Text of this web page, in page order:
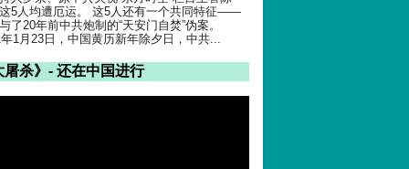
5人均遭厄运。 这5人还有一个共同特征——
了20年前中共炮制的“天安门自焚”伪案。
1月23日，中国黄历新年除夕日，中共...
屠杀》- 还在中国进行